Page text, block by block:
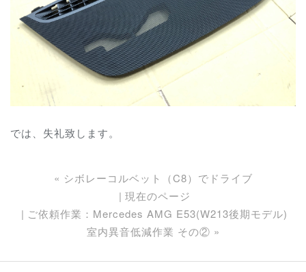
では、失礼致します。
« シボレーコルベット（C8）でドライブ
現在のページ
ご依頼作業：Mercedes AMG E53(W213後期モデル)
室内異音低減作業 その② »